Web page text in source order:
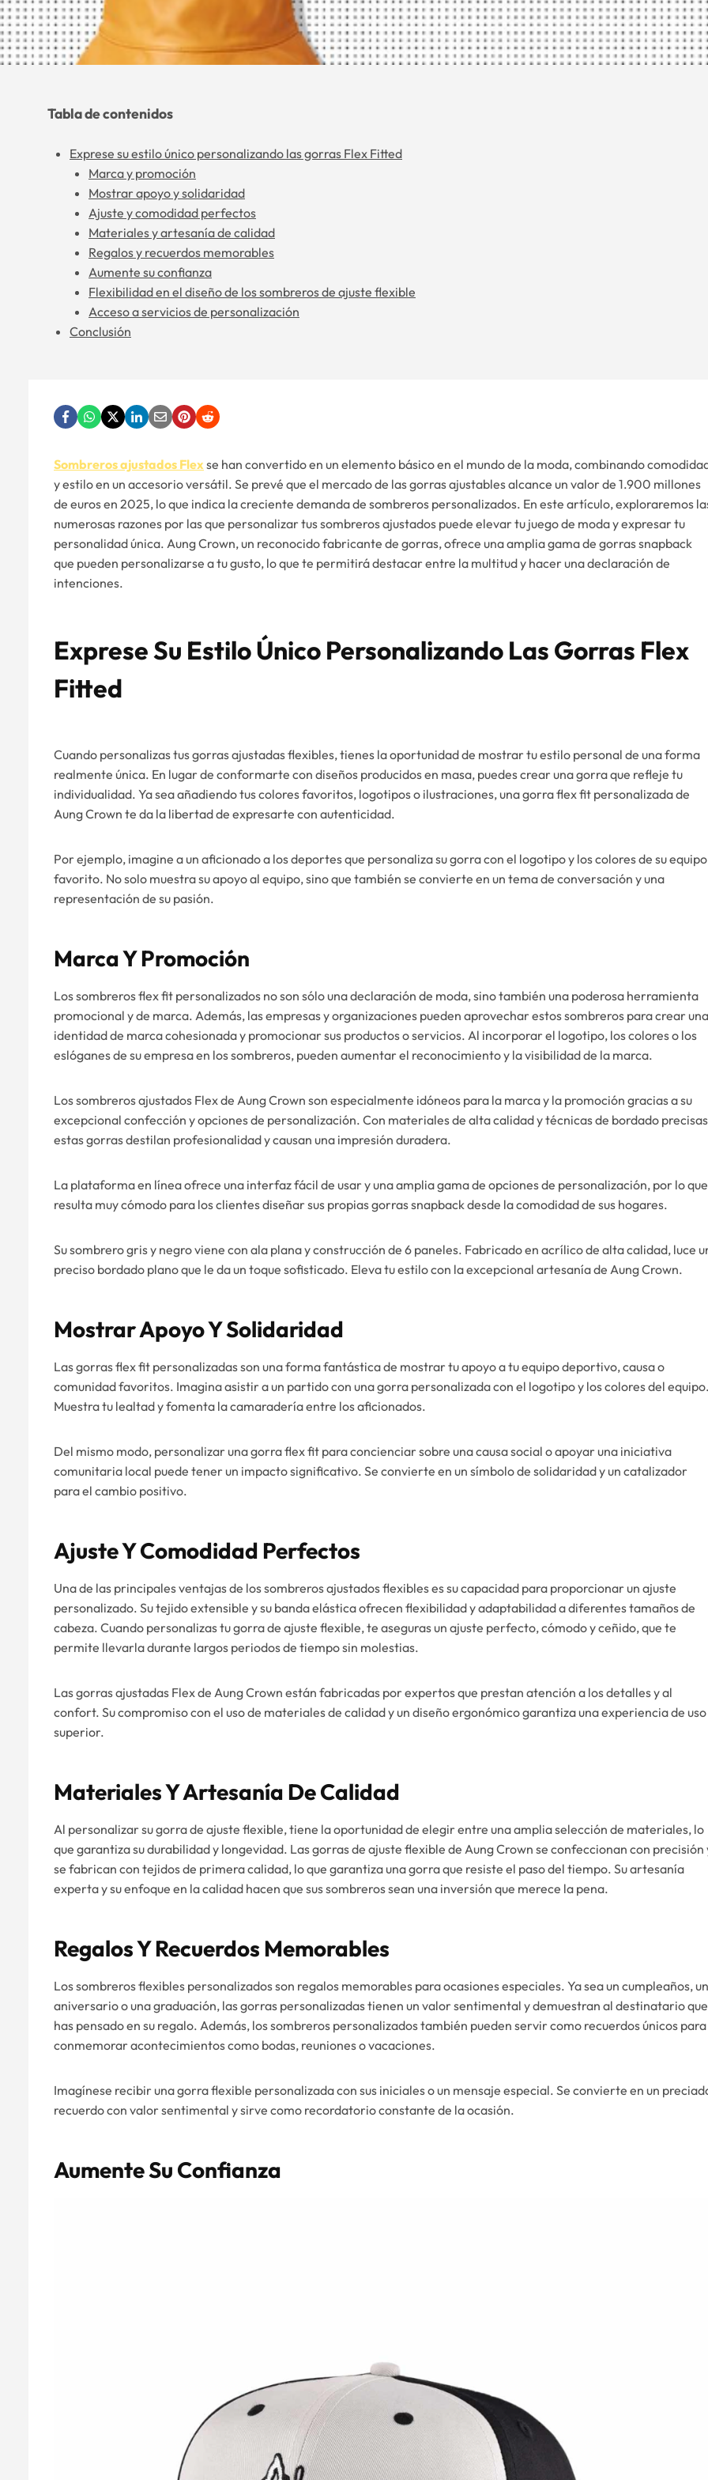
Tabla de contenidos
Exprese su estilo único personalizando las gorras Flex Fitted
Marca y promoción
Mostrar apoyo y solidaridad
Ajuste y comodidad perfectos
Materiales y artesanía de calidad
Regalos y recuerdos memorables
Aumente su confianza
Flexibilidad en el diseño de los sombreros de ajuste flexible
Acceso a servicios de personalización
Conclusión
Sombreros ajustados Flexse han convertido en un elemento básico en el mundo de la moda, combinando
y estilo en un accesorio versátil. Se prevé que el mercado de las gorras ajustables alcance un valor de 1.900 millones
de euros en 2025, lo que indica la creciente demanda de sombreros personalizados. En este artículo, exploraremos
numerosas razones por las que personalizar tus sombreros ajustados puede elevar tu juego de moda y expresar tu
personalidad única. Aung Crown, un reconocido fabricante de gorras, ofrece una amplia gama de gorras snapback
que pueden personalizarse a tu gusto, lo que te permitirá destacar entre la multitud y hacer una declaración de
intenciones.
Exprese Su Estilo Único Personalizando Las Gorras Flex
Fitted
Cuando personalizas tus gorras ajustadas flexibles, tienes la oportunidad de mostrar tu estilo personal de una forma
realmente única. En lugar de conformarte con diseños producidos en masa, puedes crear una gorra que refleje tu
individualidad. Ya sea añadiendo tus colores favoritos, logotipos o ilustraciones, una gorra flex fit personalizada de
Aung Crown te da la libertad de expresarte con autenticidad.
Por ejemplo, imagine a un aficionado a los deportes que personaliza su gorra con el logotipo y los colores de su equipo
favorito. No solo muestra su apoyo al equipo, sino que también se convierte en un tema de conversación y una
representación de su pasión.
Marca Y Promoción
Los sombreros flex fit personalizados no son sólo una declaración de moda, sino también una poderosa herramienta
promocional y de marca. Además, las empresas y organizaciones pueden aprovechar estos sombreros para crear una
identidad de marca cohesionada y promocionar sus productos o servicios. Al incorporar el logotipo, los colores o los
eslóganes de su empresa en los sombreros, pueden aumentar el reconocimiento y la visibilidad de la marca.
Los sombreros ajustados Flex de Aung Crown son especialmente idóneos para la marca y la promoción gracias a su
excepcional confección y opciones de personalización. Con materiales de alta calidad y técnicas de bordado
estas gorras destilan profesionalidad y causan una impresión duradera.
La plataforma en línea ofrece una interfaz fácil de usar y una amplia gama de opciones de personalización, por lo que
resulta muy cómodo para los clientes diseñar sus propias gorras snapback desde la comodidad de sus hogares.
Su sombrero gris y negro viene con ala plana y construcción de 6 paneles. Fabricado en acrílico de alta calidad, luce
preciso bordado plano que le da un toque sofisticado. Eleva tu estilo con la excepcional artesanía de Aung Crown.
Mostrar Apoyo Y Solidaridad
Las gorras flex fit personalizadas son una forma fantástica de mostrar tu apoyo a tu equipo deportivo, causa o
comunidad favoritos. Imagina asistir a un partido con una gorra personalizada con el logotipo y los colores del equipo.
Muestra tu lealtad y fomenta la camaradería entre los aficionados.
Del mismo modo, personalizar una gorra flex fit para concienciar sobre una causa social o apoyar una iniciativa
comunitaria local puede tener un impacto significativo. Se convierte en un símbolo de solidaridad y un catalizador
para el cambio positivo.
Ajuste Y Comodidad Perfectos
Una de las principales ventajas de los sombreros ajustados flexibles es su capacidad para proporcionar un ajuste
personalizado. Su tejido extensible y su banda elástica ofrecen flexibilidad y adaptabilidad a diferentes tamaños de
cabeza. Cuando personalizas tu gorra de ajuste flexible, te aseguras un ajuste perfecto, cómodo y ceñido, que te
permite llevarla durante largos periodos de tiempo sin molestias.
Las gorras ajustadas Flex de Aung Crown están fabricadas por expertos que prestan atención a los detalles y al
confort. Su compromiso con el uso de materiales de calidad y un diseño ergonómico garantiza una experiencia de uso
superior.
Materiales Y Artesanía De Calidad
Al personalizar su gorra de ajuste flexible, tiene la oportunidad de elegir entre una amplia selección de materiales, lo
que garantiza su durabilidad y longevidad. Las gorras de ajuste flexible de Aung Crown se confeccionan con precisión
se fabrican con tejidos de primera calidad, lo que garantiza una gorra que resiste el paso del tiempo. Su artesanía
experta y su enfoque en la calidad hacen que sus sombreros sean una inversión que merece la pena.
Regalos Y Recuerdos Memorables
Los sombreros flexibles personalizados son regalos memorables para ocasiones especiales. Ya sea un cumpleaños, un
aniversario o una graduación, las gorras personalizadas tienen un valor sentimental y demuestran al destinatario que
has pensado en su regalo. Además, los sombreros personalizados también pueden servir como recuerdos únicos para
conmemorar acontecimientos como bodas, reuniones o vacaciones.
Imagínese recibir una gorra flexible personalizada con sus iniciales o un mensaje especial. Se convierte en un
recuerdo con valor sentimental y sirve como recordatorio constante de la ocasión.
Aumente Su Confianza